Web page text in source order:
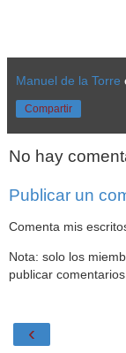
Manuel de la Torre
Compartir
No hay
Publicar un
Comenta mis
Nota: solo los
publicar
‹